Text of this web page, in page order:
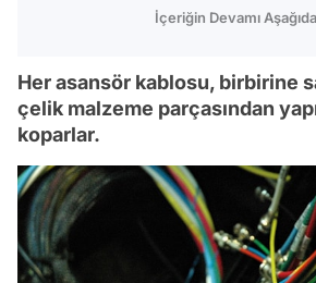
İçeriğin Devamı Aşağıda
Her asansör kablosu, birbirine
çelik malzeme parçasından
koparlar.